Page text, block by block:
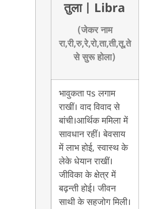
तुला | Libra
(जेकर नाम
रा,री,रु,रे,रो,ता,ती,तू,ते
से सुरू होला)
भावुकता पs लगाम
राखीं। वाद विवाद से
बांची।आर्थिक ममिला में
सावधान रहीं। बेवसाय
में लाभ होई, स्वास्थ के
लेके धेयान राखीं।
जीविका के क्षेत्र में
बढ़न्ती होई। जीवन
साथी के सहजोग मिली।